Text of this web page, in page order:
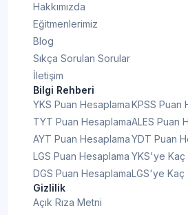
Hakkımızda
Eğitmenlerimiz
Blog
Sıkça Sorulan Sorular
İletişim
Bilgi Rehberi
YKS Puan Hesaplama
TYT Puan Hesaplama
AYT Puan Hesaplama
LGS Puan Hesaplama
DGS Puan Hesaplama
KPSS Puan
ALES Puan
YDT Puan
YKS'ye Kaç
LGS'ye Kaç
Gizlilik
Açık Rıza Metni